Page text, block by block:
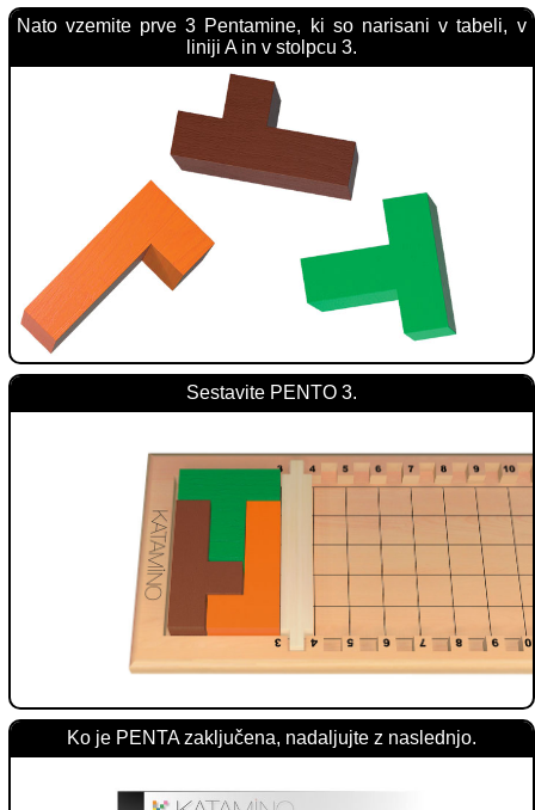
Nato vzemite prve 3 Pentamine, ki so narisani v tabeli, v
liniji A in v stolpcu 3.
Sestavite PENTO 3.
Ko je PENTA zaključena, nadaljujte z naslednjo.